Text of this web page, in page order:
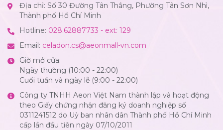
Địa chỉ: Số 30 Đường Tân Thắng, Phường Tân Sơn Nhì,
Thành phố Hồ Chí Minh
Hotline: 028.62887733 - ext: 129
Email: celadon.cs@aeonmall-vn.com
Giờ mở cửa:
Ngày thường (10:00 - 22:00)
Cuối tuần và ngày lễ (9:00 - 22:00)
Công ty TNHH Aeon Việt Nam thành lập và hoạt động
theo Giấy chứng nhận đăng ký doanh nghiệp số
0311241512 do Uỷ ban nhân dân Thành phố Hồ Chí Minh
cấp lần đầu tiên ngày 07/10/2011